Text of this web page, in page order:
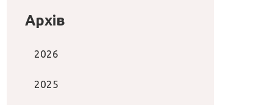
Архів
2026
2025